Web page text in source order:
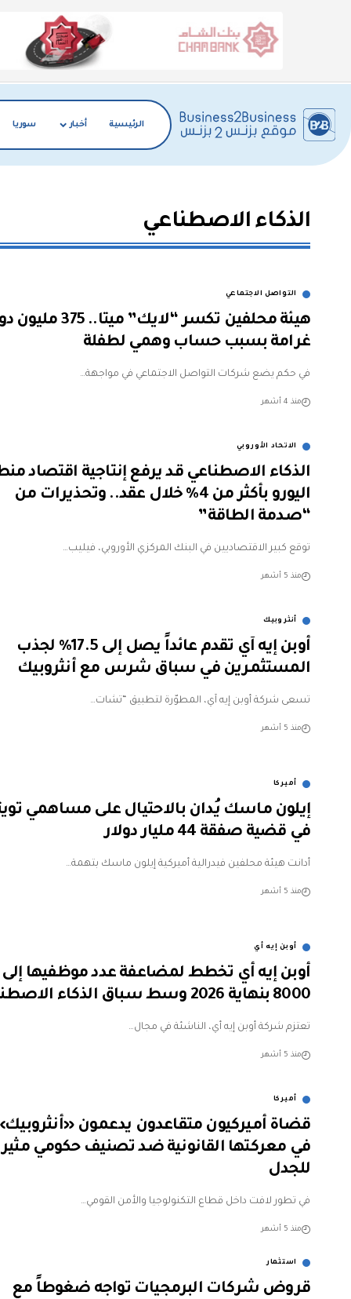
الرئيسية أخبار سوريا
الذكاء الاصطناعي
التواصل الاجتماعي
هيئة محلفين تكسر “لايك” ميتا..
غرامة بسبب حساب وهمي لطفلة
في حكم يضع شركات التواصل الاجتماعي في مواجهة…
منذ 4 أشهر
الاتحاد الأوروبي
الذكاء الاصطناعي قد يرفع إنتاجية اقتصاد
اليورو بأكثر من 4% خلال عقد.. وتحذيرات من
“صدمة الطاقة”
توقع كبير الاقتصاديين في البنك المركزي الأوروبي، فيليب…
منذ 5 أشهر
أنثروبيك
أوبن إيه آي تقدم عائداً يصل إلى 17.5% لجذب
المستثمرين في سباق شرس مع أنثروبيك
تسعى شركة أوبن إيه آي، المطوّرة لتطبيق “تشات…
منذ 5 أشهر
أميركا
إيلون ماسك يُدان بالاحتيال على مساهمي
في قضية صفقة 44 مليار دولار
أدانت هيئة محلفين فيدرالية أميركية إيلون ماسك بتهمة…
منذ 5 أشهر
أوبن إيه أي
أوبن إيه أي تخطط لمضاعفة عدد موظفيها إلى
8000 بنهاية 2026 وسط سباق الذكاء الاصطناعي
تعتزم شركة أوبن إيه أي، الناشئة في مجال…
منذ 5 أشهر
أميركا
قضاة أميركيون متقاعدون يدعمون
في معركتها القانونية ضد تصنيف حكومي مثير
للجدل
في تطور لافت داخل قطاع التكنولوجيا والأمن القومي…
منذ 5 أشهر
استثمار
قروض شركات البرمجيات تواجه ضغوطاً مع